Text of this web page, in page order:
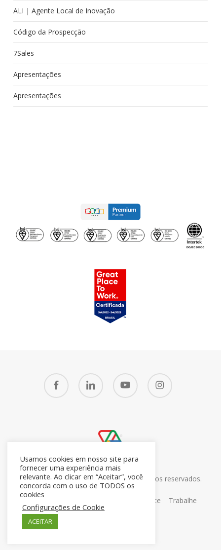
ALI | Agente Local de Inovação
Código da Prospecção
7Sales
Apresentações
Apresentações
facebook linkedin youtube instagram
© 2026 CRM7 Zoho Brasil. Todos os direitos reservados.
26.371.672/0001-05
Portal do Cliente
Trabalhe
Conosco
Usamos cookies em nosso site para
fornecer uma experiência mais
relevante. Ao clicar em “Aceitar”, você
concorda com o uso de TODOS os
cookies
Configurações de Cookie
ACEITAR